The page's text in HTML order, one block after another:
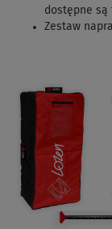
dostępne są
Zestaw